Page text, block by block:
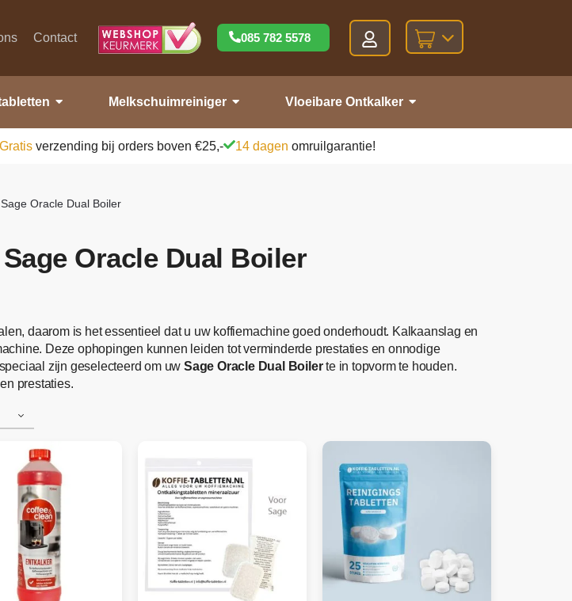
Contact 085 782 5578
Melkschuimreiniger Vloeibare Ontkalker
Gratis verzending bij orders boven €25,- 14 dagen omruilgarantie!
Oracle Dual Boiler
Oracle Dual Boiler
daarom is het essentieel dat u uw koffiemachine goed onderhoudt. Kalkaanslag en
Deze ophopingen kunnen leiden tot verminderde prestaties en onnodige
zijn geselecteerd om uw Sage Oracle Dual Boilerte in topvorm te houden.
prestaties.